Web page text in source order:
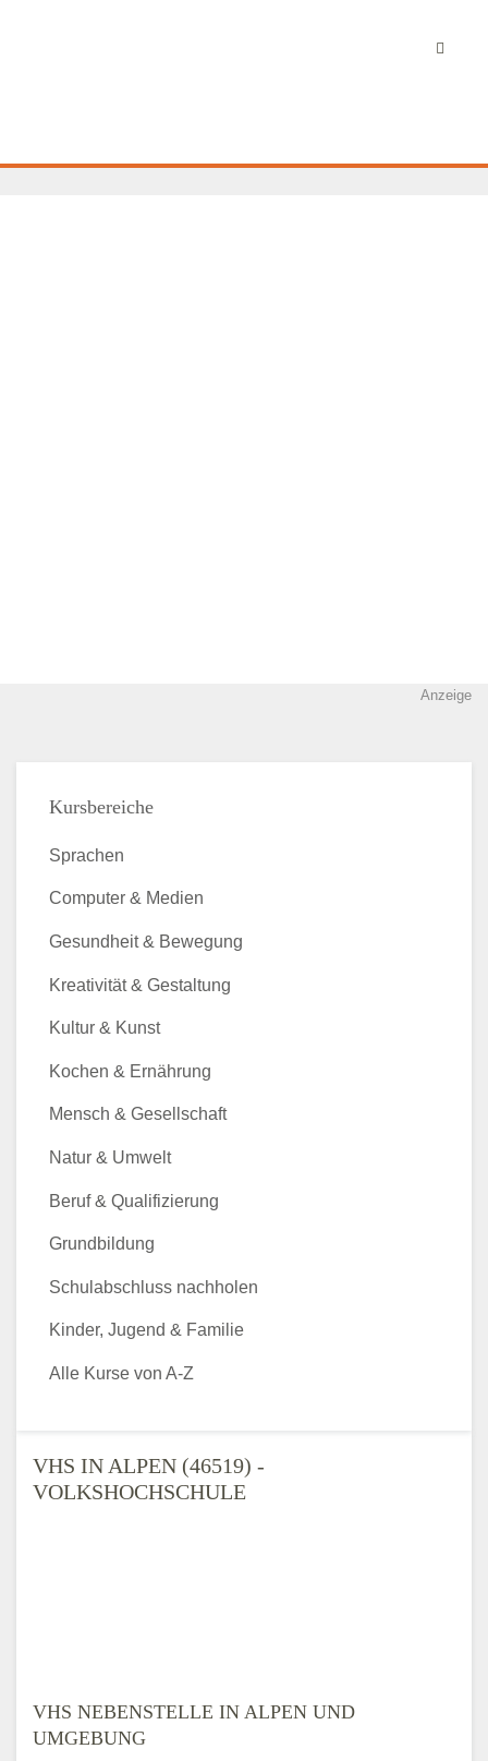
Anzeige
VHS IN ALPEN (46519) -
VOLKSHOCHSCHULE
VHS NEBENSTELLE IN ALPEN UND
UMGEBUNG
Kursbereiche
Sprachen
Computer & Medien
Gesundheit & Bewegung
Kreativität & Gestaltung
Kultur & Kunst
Kochen & Ernährung
Mensch & Gesellschaft
Natur & Umwelt
Beruf & Qualifizierung
Grundbildung
Schulabschluss nachholen
Kinder, Jugend & Familie
Alle Kurse von A-Z